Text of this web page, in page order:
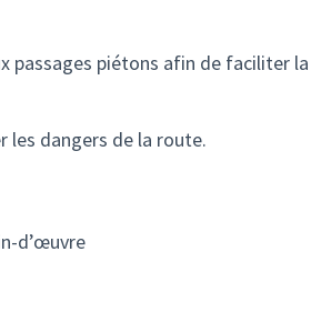
passages piétons afin de faciliter la
les dangers de la route.
d’œuvre